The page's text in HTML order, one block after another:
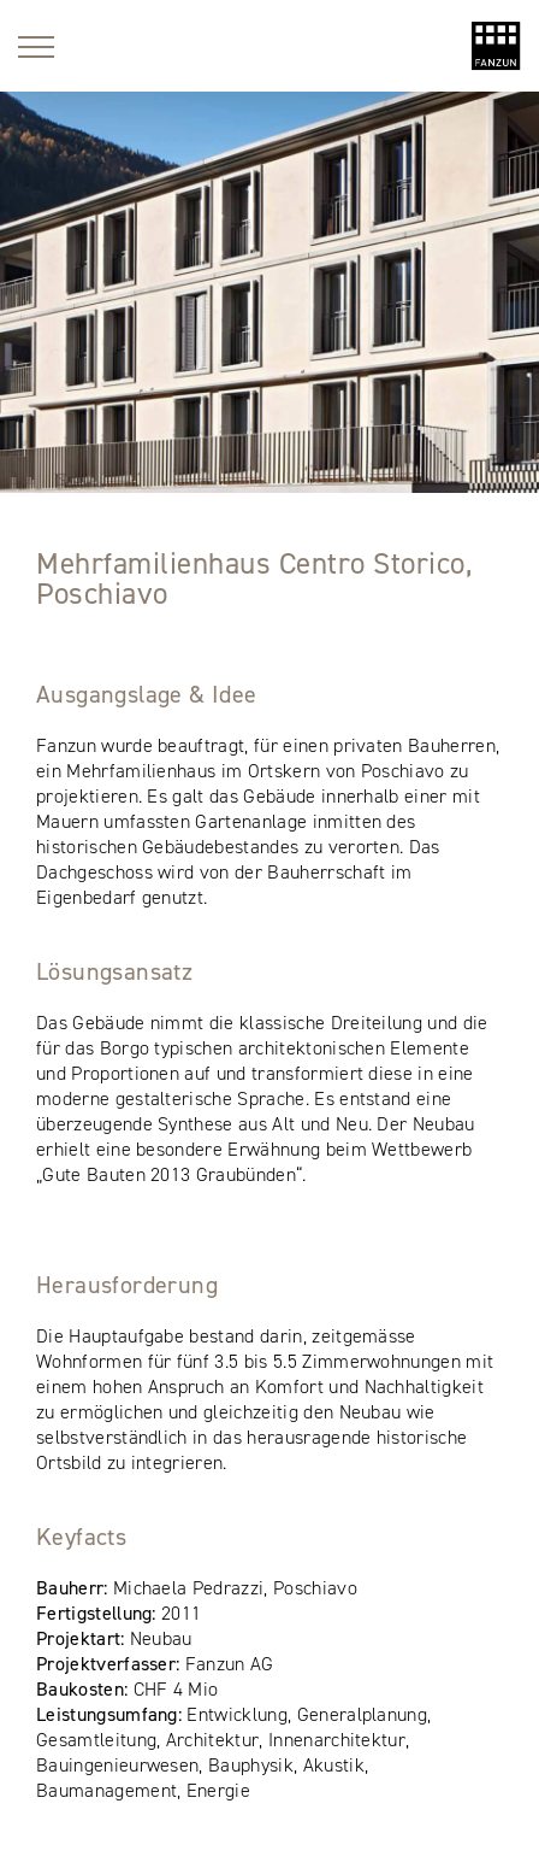
Mehrfamilienhaus Centro Storico,
Poschiavo
Ausgangslage & Idee
Fanzun wurde beauftragt, für einen privaten Bauherren,
ein Mehrfamilienhaus im Ortskern von Poschiavo zu
projektieren. Es galt das Gebäude innerhalb einer mit
Mauern umfassten Gartenanlage inmitten des
historischen Gebäudebestandes zu verorten. Das
Dachgeschoss wird von der Bauherrschaft im
Eigenbedarf genutzt.
Lösungsansatz
Das Gebäude nimmt die klassische Dreiteilung und die
für das Borgo typischen architektonischen Elemente
und Proportionen auf und transformiert diese in eine
moderne gestalterische Sprache. Es entstand eine
überzeugende Synthese aus Alt und Neu. Der Neubau
erhielt eine besondere Erwähnung beim Wettbewerb
„Gute Bauten 2013 Graubünden“.
Herausforderung
Die Hauptaufgabe bestand darin, zeitgemässe
Wohnformen für fünf 3.5 bis 5.5 Zimmerwohnungen mit
einem hohen Anspruch an Komfort und Nachhaltigkeit
zu ermöglichen und gleichzeitig den Neubau wie
selbstverständlich in das herausragende historische
Ortsbild zu integrieren.
Keyfacts
Bauherr: Michaela Pedrazzi, Poschiavo
Fertigstellung:2011
Projektart: Neubau
Projektverfasser: Fanzun AG
Baukosten: CHF 4 Mio
Leistungsumfang: Entwicklung, Generalplanung,
Gesamtleitung, Architektur, Innenarchitektur,
Bauingenieurwesen, Bauphysik, Akustik,
Baumanagement, Energie